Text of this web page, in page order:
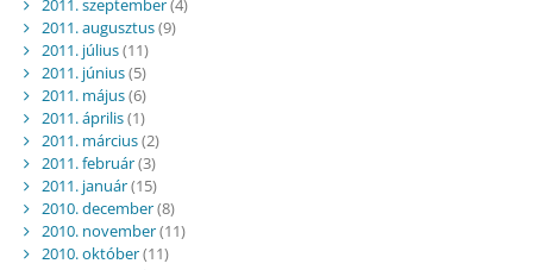
2011. szeptember(4)
2011. augusztus(9)
2011. július(11)
2011. június(5)
2011. május(6)
2011. április(1)
2011. március(2)
2011. február(3)
2011. január(15)
2010. december(8)
2010. november(11)
2010. október(11)